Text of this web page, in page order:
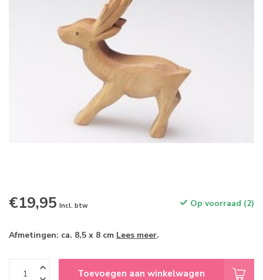
€19,95 Incl. btw Op voorraad (2)
Afmetingen: ca. 8,5 x 8 cm Lees meer.
Toevoegen aan winkelwagen